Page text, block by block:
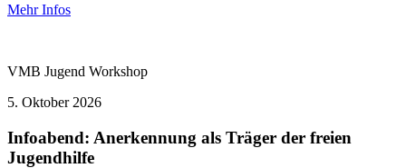
Mehr Infos
VMB Jugend Workshop
5. Oktober 2026
Infoabend: Anerkennung als Träger der freien
Jugendhilfe